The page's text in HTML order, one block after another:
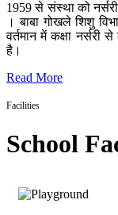
1959 से संस्था को
। बाबा गोखले शिशु
वर्तमान में कक्षा नर्सरी
है।
Read More
Facilities
School